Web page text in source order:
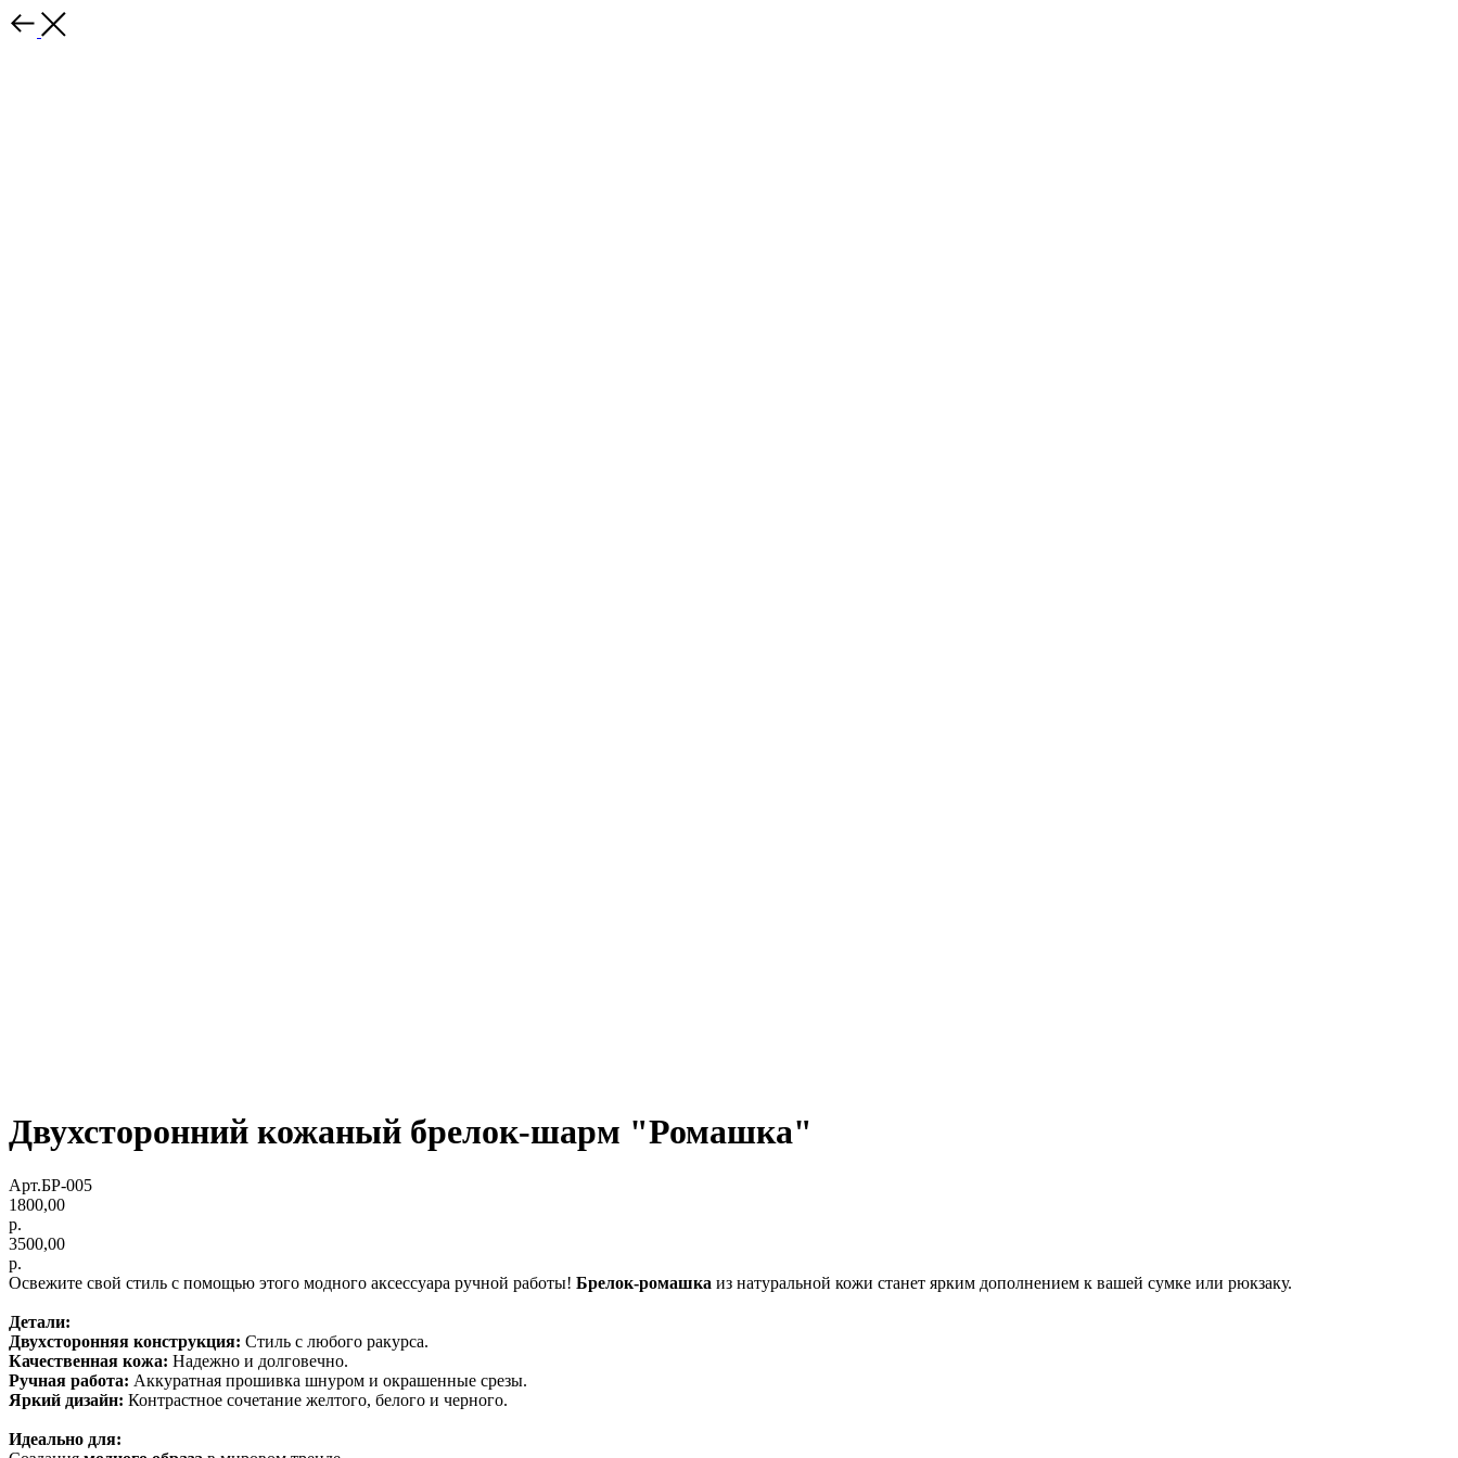
Двухсторонний кожаный брелок-шарм "Ромашка"
Арт.БР-005
1800,00
р.
3500,00
р.
Освежите свой стиль с помощью этого модного аксессуара ручной работы! Брелок-ромашка из натуральной кожи станет ярким дополнением к вашей сумке или рюкзаку.
Детали:
Двухсторонняя конструкция: Стиль с любого ракурса.
Качественная кожа: Надежно и долговечно.
Ручная работа: Аккуратная прошивка шнуром и окрашенные срезы.
Яркий дизайн: Контрастное сочетание желтого, белого и черного.
Идеально для: